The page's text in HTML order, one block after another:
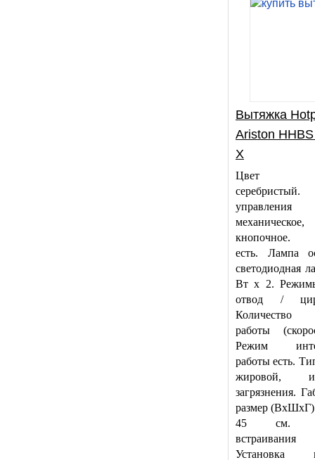
Вытяжка
Ariston
X
Цвет
управления
механическое,
кнопочное.
есть. Лампа
светодиодная
Вт х 2.
отвод /
Количество
работы
Режим
работы есть.
жировой,
загрязнения.
размер
45 см.
Установка